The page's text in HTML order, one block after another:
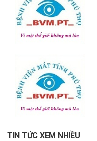
TIN TỨC XEM NHIỀU